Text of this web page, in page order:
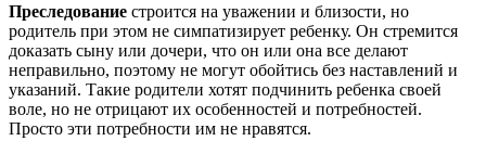
Преследование строится на уважении и близости, но
родитель при этом не симпатизирует ребенку. Он стремится
доказать сыну или дочери, что он или она все делают
неправильно, поэтому не могут обойтись без наставлений и
указаний. Такие родители хотят подчинить ребенка своей
воле, но не отрицают их особенностей и потребностей.
Просто эти потребности им не нравятся.